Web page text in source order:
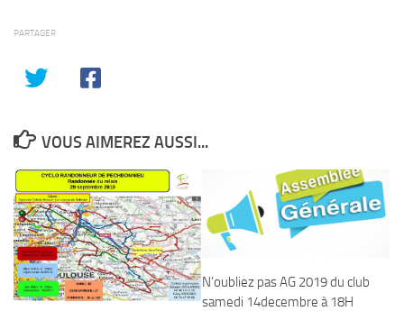
PARTAGER
VOUS AIMEREZ AUSSI...
N’oubliez pas AG 2019 du club
samedi 14decembre à 18H